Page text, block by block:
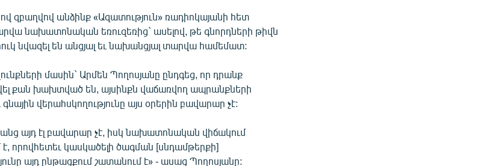
զբաղվով անձինք «Ազատություն» ռադիոկայանի հետ
նախատոնական եռուզեռից` ասելով, թե գնորդների թիվն
նվազել են անցյալ եւ նախանցյալ տարվա համեմատ:
մասին` Արմեն Պողոսյանը ընդգեց, որ դրանք
քան խախտված են, այսինքն վաճառվող ապրանքների
վերահսկողությունը այս օրերին բավարար չէ:
այդ էլ բավարար չէ, իսկ նախատոնական վիճակում
որովհետեւ կասկածելի ծագման [սնդամթերքի]
այդ ընթացքում շատանում է» - ասաց Պողոսյանը: